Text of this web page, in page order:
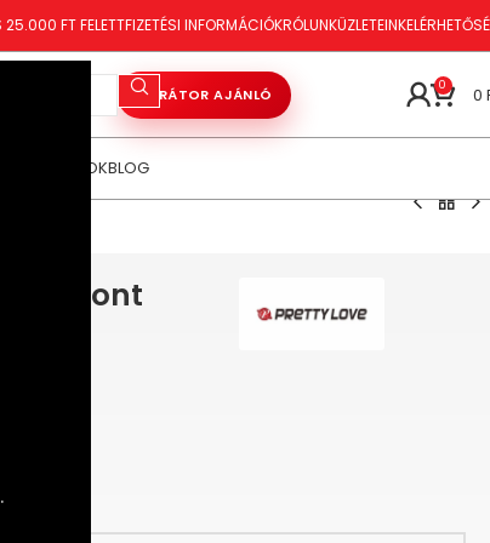
25.000 FT FELETTFIZETÉSI INFORMÁCIÓKRÓLUNKÜZLETEINK
VIBRÁTOR AJÁNLÓ 0 0
TANÁCSOKBLOG
– G-pont